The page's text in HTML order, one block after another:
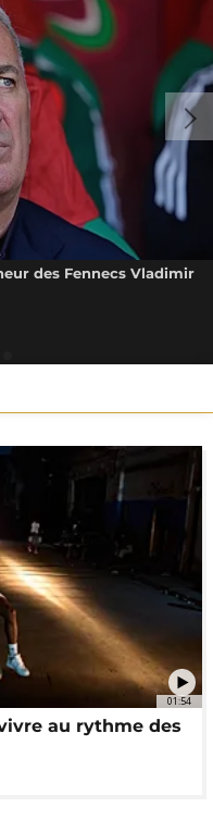
des Fennecs Vladimir
01:54
au rythme des